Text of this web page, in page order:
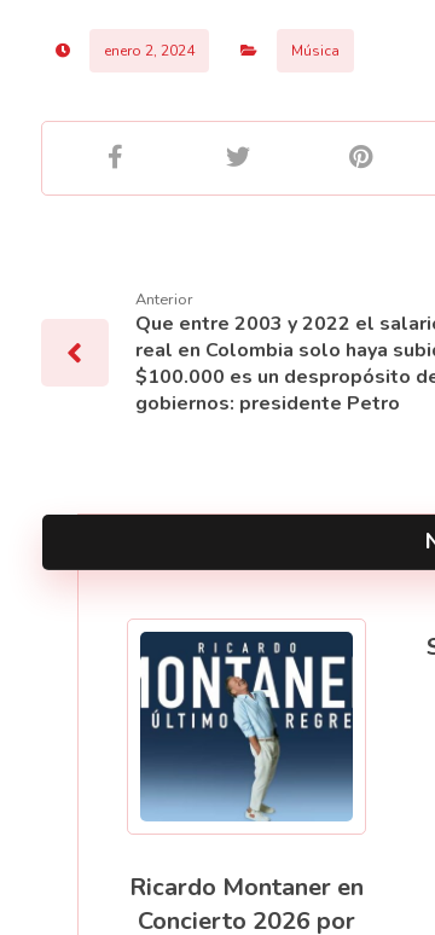
enero 2, 2024 Música
Anterior
Que entre 2003 y 2022 el
real en Colombia solo haya
$100.000 es un despropósito
gobiernos: presidente Petro
Ricardo Montaner en
Concierto 2026 por